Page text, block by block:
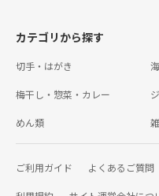
カテゴリから探す
切手・はがき
梅干し・惣菜・カレー
めん類
ご利用ガイド よくあるご質問